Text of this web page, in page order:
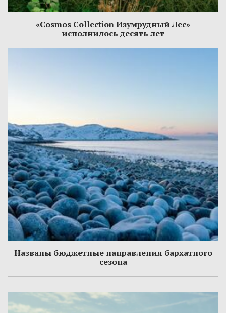
«Cosmos Collection Изумрудный Лес»
исполнилось десять лет
Названы бюджетные направления бархатного
сезона